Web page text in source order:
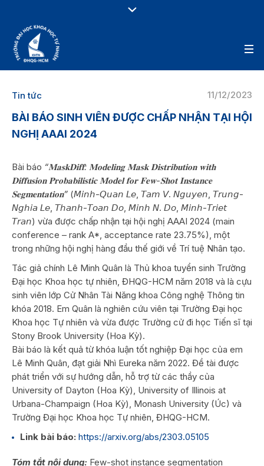
11/12/2023
Tin tức
BÀI BÁO SINH VIÊN ĐƯỢC CHẤP NHẬN TẠI HỘI
NGHỊ AAAI 2024
Bài báo “𝐌𝐚𝐬𝐤𝐃𝐢𝐟𝐟: 𝐌𝐨𝐝𝐞𝐥𝐢𝐧𝐠 𝐌𝐚𝐬𝐤 𝐃𝐢𝐬𝐭𝐫𝐢𝐛𝐮𝐭𝐢𝐨𝐧 𝐰𝐢𝐭𝐡
𝐃𝐢𝐟𝐟𝐮𝐬𝐢𝐨𝐧 𝐏𝐫𝐨𝐛𝐚𝐛𝐢𝐥𝐢𝐬𝐭𝐢𝐜 𝐌𝐨𝐝𝐞𝐥 𝐟𝐨𝐫 𝐅𝐞𝐰-𝐒𝐡𝐨𝐭 𝐈𝐧𝐬𝐭𝐚𝐧𝐜𝐞
𝐒𝐞𝐠𝐦𝐞𝐧𝐭𝐚𝐭𝐢𝐨𝐧”(𝘔𝘪𝘯𝘩-𝘘𝘶𝘢𝘯 𝘓𝘦, 𝘛𝘢𝘮 𝘝. 𝘕𝘨𝘶𝘺𝘦𝘯, 𝘛𝘳𝘶𝘯𝘨-
𝘕𝘨𝘩𝘪𝘢 𝘓𝘦, 𝘛𝘩𝘢𝘯𝘩-𝘛𝘰𝘢𝘯 𝘋𝘰, 𝘔𝘪𝘯𝘩 𝘕. 𝘋𝘰, 𝘔𝘪𝘯𝘩-𝘛𝘳𝘪𝘦𝘵
𝘛𝘳𝘢𝘯) vừa được chấp nhận tại hội nghị AAAI 2024 (main
conference – rank A*, acceptance rate 23.75%), một
trong những hội nghị hàng đầu thế giới về Trí tuệ Nhân tạo.
Tác giả chính Lê Minh Quân là Thủ khoa tuyển sinh Trường
Đại học Khoa học tự nhiên, ĐHQG-HCM năm 2018 và là cựu
sinh viên lớp Cử Nhân Tài Năng khoa Công nghệ Thông tin
khóa 2018. Em Quân là nghiên cứu viên tại Trường Đại học
Khoa học Tự nhiên và vừa được Trường cử đi học Tiến sĩ tại
Stony Brook University (Hoa Kỳ).
Bài báo là kết quả từ khóa luận tốt nghiệp Đại học của em
Lê Minh Quân, đạt giải Nhì Eureka năm 2022. Đề tài được
phát triển với sự hướng dẫn, hỗ trợ từ các thầy của
University of Dayton (Hoa Kỳ), University of Illinois at
Urbana-Champaign (Hoa Kỳ), Monash University (Úc) và
Trường Đại học Khoa học Tự nhiên, ĐHQG-HCM.
Link bài báo: https://arxiv.org/abs/2303.05105
Tóm tắt nội dung: Few-shot instance segmentation